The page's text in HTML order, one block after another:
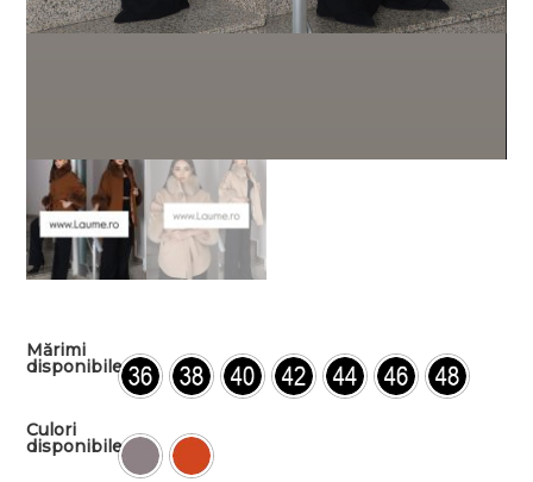
Mărimi
disponibile
Culori
disponibile